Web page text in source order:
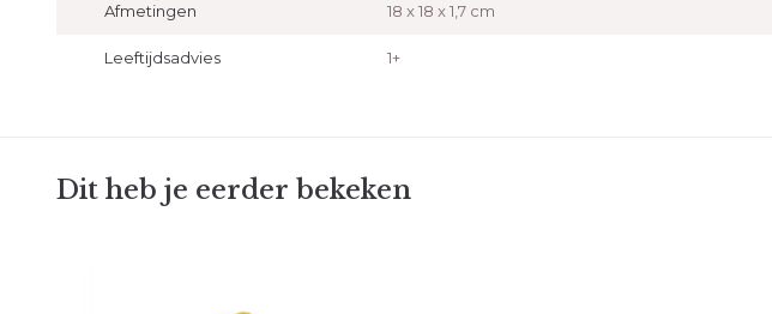
Afmetingen 18 x 18 x 1,7 cm
Leeftijdsadvies 1+
Dit heb je eerder bekeken